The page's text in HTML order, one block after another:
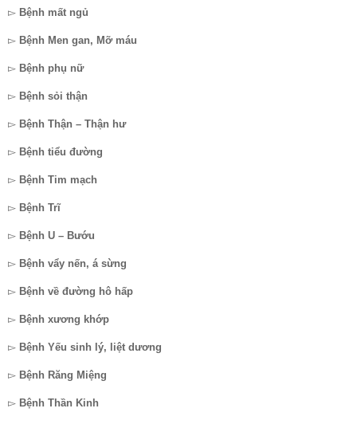
▻ Bệnh mất ngủ
▻ Bệnh Men gan, Mỡ máu
▻ Bệnh phụ nữ
▻ Bệnh sỏi thận
▻ Bệnh Thận – Thận hư
▻ Bệnh tiểu đường
▻ Bệnh Tim mạch
▻ Bệnh Trĩ
▻ Bệnh U – Bướu
▻ Bệnh vẩy nến, á sừng
▻ Bệnh về đường hô hấp
▻ Bệnh xương khớp
▻ Bệnh Yếu sinh lý, liệt dương
▻ Bệnh Răng Miệng
▻ Bệnh Thần Kinh